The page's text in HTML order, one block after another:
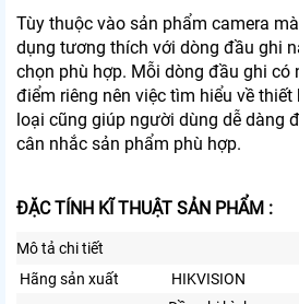
Tùy thuộc vào sản phẩm camera
dụng tương thích với dòng đầu ghi
chọn phù hợp. Mỗi dòng đầu ghi có
điểm riêng nên việc tìm hiểu về thiết
loại cũng giúp người dùng dễ dàng
cân nhắc sản phẩm phù hợp.
ĐẶC TÍNH KĨ THUẬT SẢN PHẨM :
Mô tả chi tiết
Hãng sản xuất
HIKVISION